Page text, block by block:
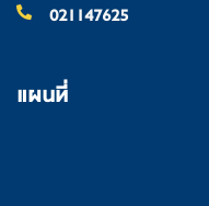
021147625
แผนที่